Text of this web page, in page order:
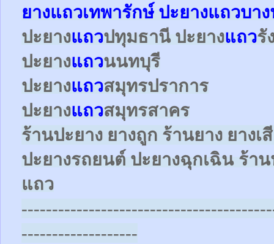
ยางแถวเทพารักษ์ ปะยางแถวบา
ปะยางแถวปทุมธานี ปะยางแถวรั
ปะยางแถวนนทบุรี
ปะยางแถวสมุทรปราการ
ปะยางแถวสมุทรสาคร
ร้านปะยาง ยางถูก ร้านยาง ยางเ
ปะยางรถยนต์ ปะยางฉุกเฉิน ร้า
แถว
-------------------